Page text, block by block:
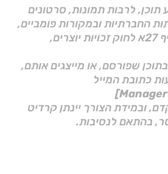
תוכן, לרבות תמונות, סרטונים
החברתיות ובמקורות פומביים,
בהתאם להוראות סעיף 27א לחוק זכויות יוצרים,
שפורסם, או מייצגים אותם,
כתובת המייל
ובמידת הצורך יינתן קרדיט
בהתאם לנסיבות.